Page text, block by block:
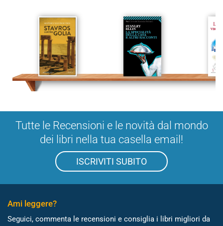
Tutte le Recensioni e le novità dal mondo
dei libri nella tua casella email!
ISCRIVITI SUBITO
Ami leggere?
Seguici, commenta le recensioni e consiglia i libri migliori da